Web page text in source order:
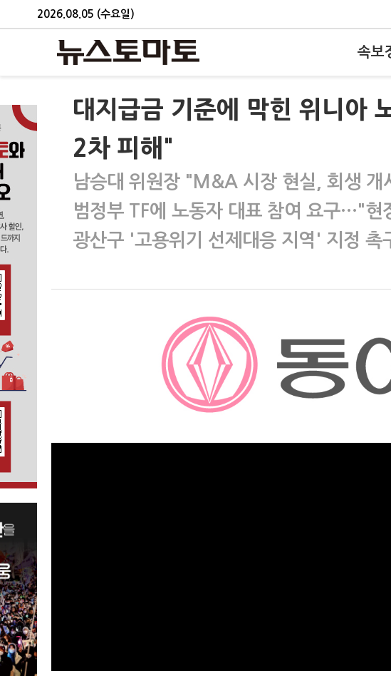
2026.08.05 (수요일)
속보
대지급금 기준에 막힌 위니아
2차 피해"
남승대 위원장 "M&A 시장 현실, 회생 개
범정부 TF에 노동자 대표 참여 요구…"현
광산구 '고용위기 선제대응 지역' 지정 촉